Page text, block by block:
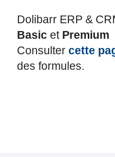
Dolibarr ERP &
Basic et Premium
Consulter cette
des formules.